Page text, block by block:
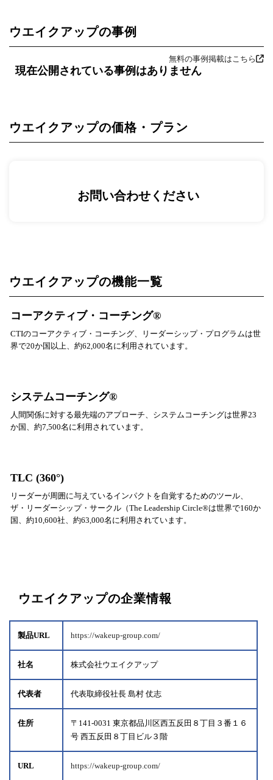
ウエイクアップの事例
無料の事例掲載はこちら
現在公開されている事例はありません
ウエイクアップの価格・プラン
お問い合わせください
ウエイクアップの機能一覧
コーアクティブ・コーチング®
CTIのコーアクティブ・コーチング、リーダーシップ・プログラムは世
界で20か国以上、約62,000名に利用されています。
システムコーチング®
人間関係に対する最先端のアプローチ、システムコーチングは世界23
か国、約7,500名に利用されています。
TLC (360°)
リーダーが周囲に与えているインパクトを自覚するためのツール、
ザ・リーダーシップ・サークル（The Leadership Circle®は世界で160か
国、約10,600社、約63,000名に利用されています。
ウエイクアップの企業情報
製品URL https://wakeup-group.com/
社名 株式会社ウエイクアップ
代表者 代表取締役社長 島村 仗志
住所
〒141-0031 東京都品川区西五反田８丁目３番１６
号 西五反田８丁目ビル３階
URL https://wakeup-group.com/